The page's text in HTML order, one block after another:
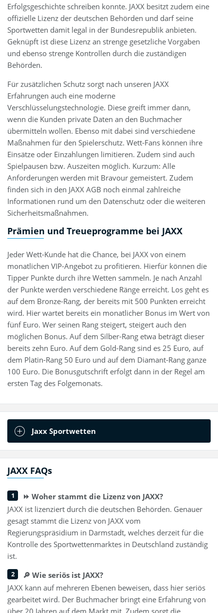
Erfolgsgeschichte schreiben konnte. JAXX besitzt zudem eine
offizielle Lizenz der deutschen Behörden und darf seine
Sportwetten damit legal in der Bundesrepublik anbieten.
Geknüpft ist diese Lizenz an strenge gesetzliche Vorgaben
und ebenso strenge Kontrollen durch die zuständigen
Behörden.
Für zusätzlichen Schutz sorgt nach unseren JAXX
Erfahrungen auch eine moderne
Verschlüsselungstechnologie. Diese greift immer dann,
wenn die Kunden private Daten an den Buchmacher
übermitteln wollen. Ebenso mit dabei sind verschiedene
Maßnahmen für den Spielerschutz. Wett-Fans können ihre
Einsätze oder Einzahlungen limitieren. Zudem sind auch
Spielpausen bzw. Auszeiten möglich. Kurzum: Alle
Anforderungen werden mit Bravour gemeistert. Zudem
finden sich in den JAXX AGB noch einmal zahlreiche
Informationen rund um den Datenschutz oder die weiteren
Sicherheitsmaßnahmen.
Prämien und Treueprogramme bei JAXX
Jeder Wett-Kunde hat die Chance, bei JAXX von einem
monatlichen VIP-Angebot zu profitieren. Hierfür können die
Tipper Punkte durch ihre Wetten sammeln. Je nach Anzahl
der Punkte werden verschiedene Ränge erreicht. Los geht es
auf dem Bronze-Rang, der bereits mit 500 Punkten erreicht
wird. Hier wartet bereits ein monatlicher Bonus im Wert von
fünf Euro. Wer seinen Rang steigert, steigert auch den
möglichen Bonus. Auf dem Silber-Rang etwa beträgt dieser
bereits zehn Euro. Auf dem Gold-Rang sind es 25 Euro, auf
dem Platin-Rang 50 Euro und auf dem Diamant-Rang ganze
100 Euro. Die Bonusgutschrift erfolgt dann in der Regel am
ersten Tag des Folgemonats.
Jaxx Sportwetten
JAXX FAQs
⏩ Woher stammt die Lizenz von JAXX?
JAXX ist lizenziert durch die deutschen Behörden. Genauer
gesagt stammt die Lizenz von JAXX vom
Regierungspräsidium in Darmstadt, welches derzeit für die
Kontrolle des Sportwettenmarktes in Deutschland zuständig
ist.
🔎 Wie seriös ist JAXX?
JAXX kann auf mehreren Ebenen beweisen, dass hier seriös
gearbeitet wird. Der Buchmacher bringt eine Erfahrung von
über 20 Jahren auf dem Markt mit. Zudem sorgt die